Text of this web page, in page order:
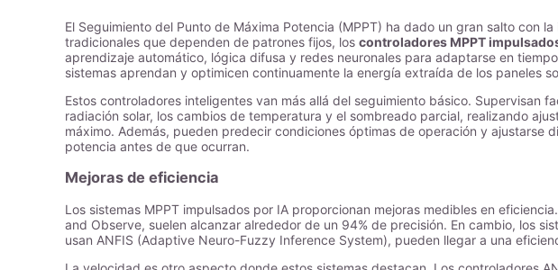
El Seguimiento del Punto de Máxima Potencia (MPPT) ha dado un gran salto con
tradicionales que dependen de patrones fijos, los controladores MPPT
aprendizaje automático, lógica difusa y redes neuronales para adaptarse en
sistemas aprendan y optimicen continuamente la energía extraída de los paneles
Estos controladores inteligentes van más allá del seguimiento básico. Supervisan
radiación solar, los cambios de temperatura y el sombreado parcial, realizando
máximo. Además, pueden predecir condiciones óptimas de operación y ajustarse
potencia antes de que ocurran.
Mejoras de eficiencia
Los sistemas MPPT impulsados por IA proporcionan mejoras medibles en
and Observe, suelen alcanzar alrededor de un 94% de precisión. En cambio, los
usan ANFIS (Adaptive Neuro-Fuzzy Inference System), pueden llegar a una